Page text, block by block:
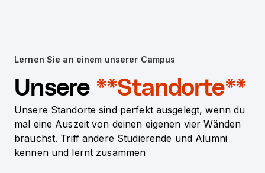
Lernen Sie an einem unserer Campus
Unsere **Standorte**
Unsere Standorte sind perfekt ausgelegt, wenn du
mal eine Auszeit von deinen eigenen vier Wänden
brauchst. Triff andere Studierende und Alumni
kennen und lernt zusammen